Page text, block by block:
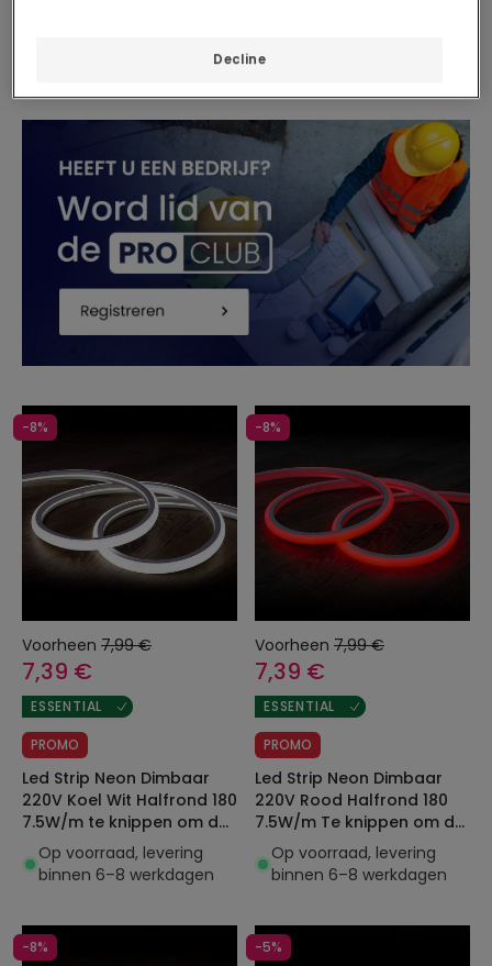
-8%
Voorheen 7,99 €
7,39 €
ESSENTIAL
PROMO
Led Strip Neon Dimbaar
220V Koel Wit Halfrond 180
7.5W/m te knippen om de
100cm IP67 Op maat
Op voorraad, levering
binnen 6–8 werkdagen
-8%
Voorheen 7,99 €
7,39 €
ESSENTIAL
PROMO
Led Strip Neon Dimbaar
220V Rood Halfrond 180
7.5W/m Te knippen om de
100cm IP67 Op maat
Op voorraad, levering
binnen 6–8 werkdagen
-8% -5%
Decline